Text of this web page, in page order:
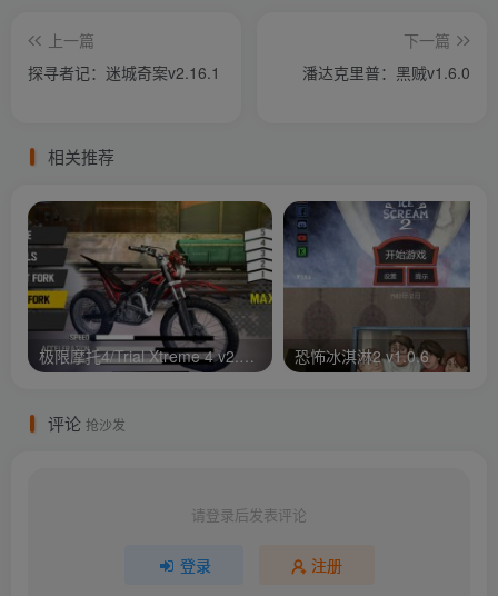
上一篇
探寻者记：迷城奇案v2.16.1
下一篇
潘达克里普：黑贼v1.6.0
相关推荐
极限摩托4/Trial Xtreme 4 v2.11.0.2 恐怖冰淇淋2 v1.0.6
评论 抢沙发
请登录后发表评论
登录 注册